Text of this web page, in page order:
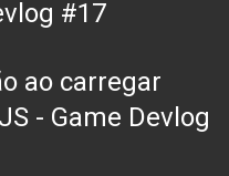
#17
ao carregar
- Game Devlog